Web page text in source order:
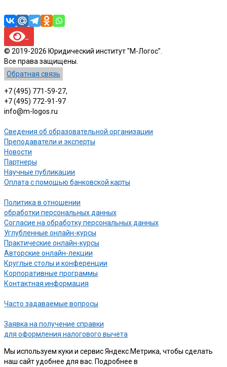
© 2019-2026 Юридический институт "М-Логос".
Все права защищены.
Обратная связь
+7 (495) 771-59-27,
+7 (495) 772-91-97
info@m-logos.ru
Сведения об образовательной организации
Преподаватели и эксперты
Новости
Партнеры
Научные публикации
Оплата с помощью банковской карты
Политика в отношении
обработки персональных данных
Согласие на обработку персональных данных
Углубленные онлайн-курсы
Практические онлайн-курсы
Авторские онлайн-лекции
Круглые столы и конференции
Корпоративные программы
Контактная информация
Часто задаваемые вопросы
Заявка на получение справки
для оформления налогового вычета
Мы используем куки и сервис Яндекс.Метрика, чтобы сделать
наш сайт удобнее для вас. Подробнее в